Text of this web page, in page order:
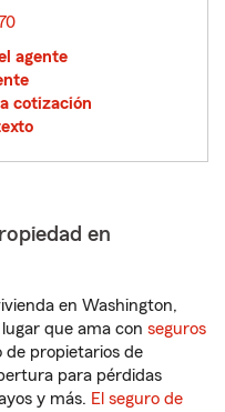
agente
cotización
en
en Washington,
que ama con seguros
de propietarios de
para pérdidas
y más. El seguro de